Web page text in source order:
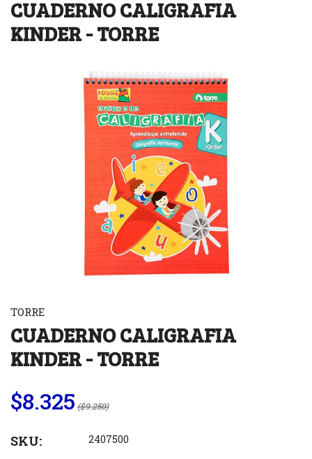
CUADERNO CALIGRAFIA
KINDER - TORRE
TORRE
CUADERNO CALIGRAFIA
KINDER - TORRE
$8.325 ($9.250)
SKU: 2407500